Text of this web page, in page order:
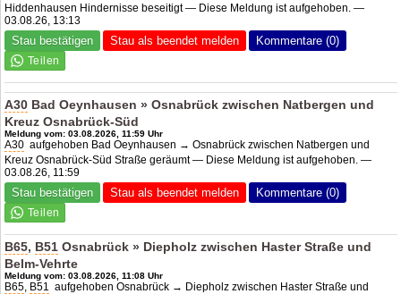
Hiddenhausen Hindernisse beseitigt — Diese Meldung ist aufgehoben. —
03.08.26, 13:13
Stau bestätigen Stau als beendet melden Kommentare (0)
A30 Bad Oeynhausen » Osnabrück zwischen Natbergen und
Kreuz Osnabrück-Süd
Meldung vom: 03.08.2026, 11:59 Uhr
A30 aufgehoben Bad Oeynhausen → Osnabrück zwischen Natbergen und
Kreuz Osnabrück-Süd Straße geräumt — Diese Meldung ist aufgehoben. —
03.08.26, 11:59
Stau bestätigen Stau als beendet melden Kommentare (0)
B65, B51 Osnabrück » Diepholz zwischen Haster Straße und
Belm-Vehrte
Meldung vom: 03.08.2026, 11:08 Uhr
B65, B51 aufgehoben Osnabrück → Diepholz zwischen Haster Straße und